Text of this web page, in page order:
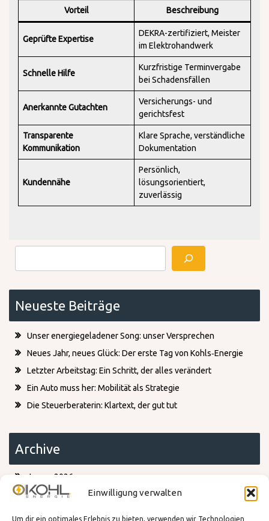
Einwilligung verwalten
Um dir ein optimales Erlebnis zu bieten, verwenden wir Technologien
Vorteil Beschreibung
Geprüfte Expertise
DEKRA-zertifiziert, Meister
im Elektrohandwerk
Schnelle Hilfe
Kurzfristige Terminvergabe
bei Schadensfällen
Anerkannte Gutachten
Versicherungs- und
gerichtsfest
Transparente
Kommunikation
Klare Sprache, verständliche
Dokumentation
Kundennähe
Persönlich,
lösungsorientiert,
zuverlässig
Neueste Beiträge
Unser energiegeladener Song: unser Versprechen
Neues Jahr, neues Glück: Der erste Tag von Kohls‑Energie
Letzter Arbeitstag: Ein Schritt, der alles verändert
Ein Auto muss her: Mobilität als Strategie
Die Steuerberaterin: Klartext, der gut tut
Archive
Januar 2026
Dezember 2025
Juli 2025